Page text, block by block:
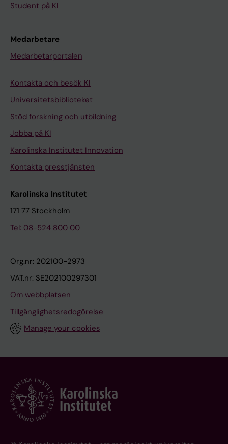
Student på KI
Medarbetare
Medarbetarportalen
Kontakta och besök KI
Universitetsbiblioteket
Stöd forskning och utbildning
Jobba på KI
Karolinska Institutet Innovation
Kontakta presstjänsten
Karolinska Institutet
171 77 Stockholm
Tel: 08-524 800 00
Org.nr: 202100-2973
VAT.nr: SE202100297301
Om webbplatsen
Tillgänglighetsredogörelse
Manage your cookies